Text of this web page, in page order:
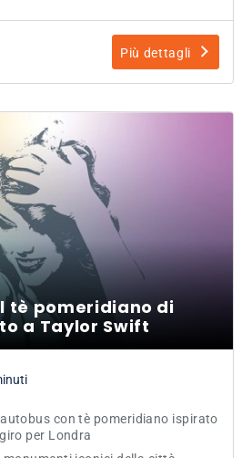
Più dettagli
tè pomeridiano di
a Taylor Swift
con tè pomeridiano ispirato
per Londra